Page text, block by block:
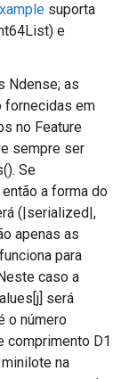
suporta
e
Ndense; as
fornecidas em
no Feature
sempre ser
Se
então a forma do
(|serialized|,
apenas as
para
caso a
será
o número
comprimento D1
na